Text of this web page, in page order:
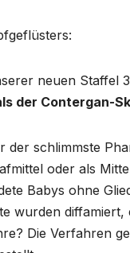
neuen Staffel
der Contergan-
der schlimmste
oder als
Babys ohne
wurden diffamiert,
Die Verfahren